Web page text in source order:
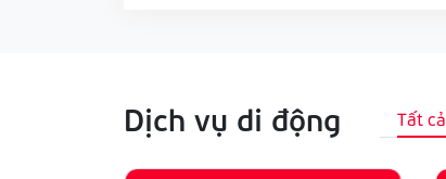
Dịch vụ di động Tất cả